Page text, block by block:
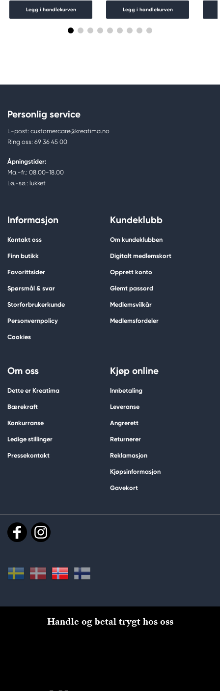
Legg i handlekurven Legg i handlekurven
Personlig service
E-post: customercare@kreatima.no
Ring oss: 69 36 45 00
Åpningstider:
Ma.-fr.: 08.00-18.00
Lø.-sø.: lukket
Informasjon
Kontakt oss
Finn butikk
Favorittsider
Spørsmål & svar
Storforbrukerkunde
Personvernpolicy
Cookies
Kundeklubb
Om kundeklubben
Digitalt medlemskort
Opprett konto
Glemt passord
Medlemsvilkår
Medlemsfordeler
Om oss
Dette er Kreatima
Bærekraft
Konkurranse
Ledige stillinger
Pressekontakt
Kjøp online
Innbetaling
Leveranse
Angrerett
Returnerer
Reklamasjon
Kjøpsinformasjon
Gavekort
Handle og betal trygt hos oss